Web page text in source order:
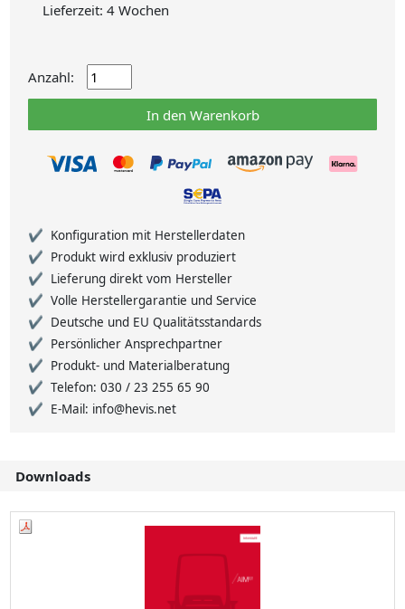
Lieferzeit: 4 Wochen
Anzahl:
In den Warenkorb
Konfiguration mit Herstellerdaten
Produkt wird exklusiv produziert
Lieferung direkt vom Hersteller
Volle Herstellergarantie und Service
Deutsche und EU Qualitätsstandards
Persönlicher Ansprechpartner
Produkt- und Materialberatung
Telefon: 030 / 23 255 65 90
E-Mail: info@hevis.net
Downloads